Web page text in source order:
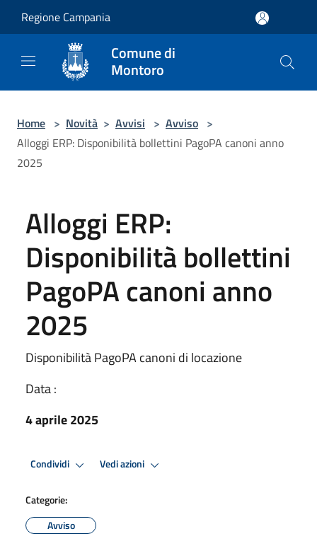
Regione Campania
Comune di
Montoro
Home > Novità > Avvisi > Avviso >
Alloggi ERP: Disponibilità bollettini PagoPA canoni anno
2025
Alloggi ERP:
Disponibilità bollettini
PagoPA canoni anno
2025
Disponibilità PagoPA canoni di locazione
Data :
4 aprile 2025
Condividi Vedi azioni
Categorie:
Avviso